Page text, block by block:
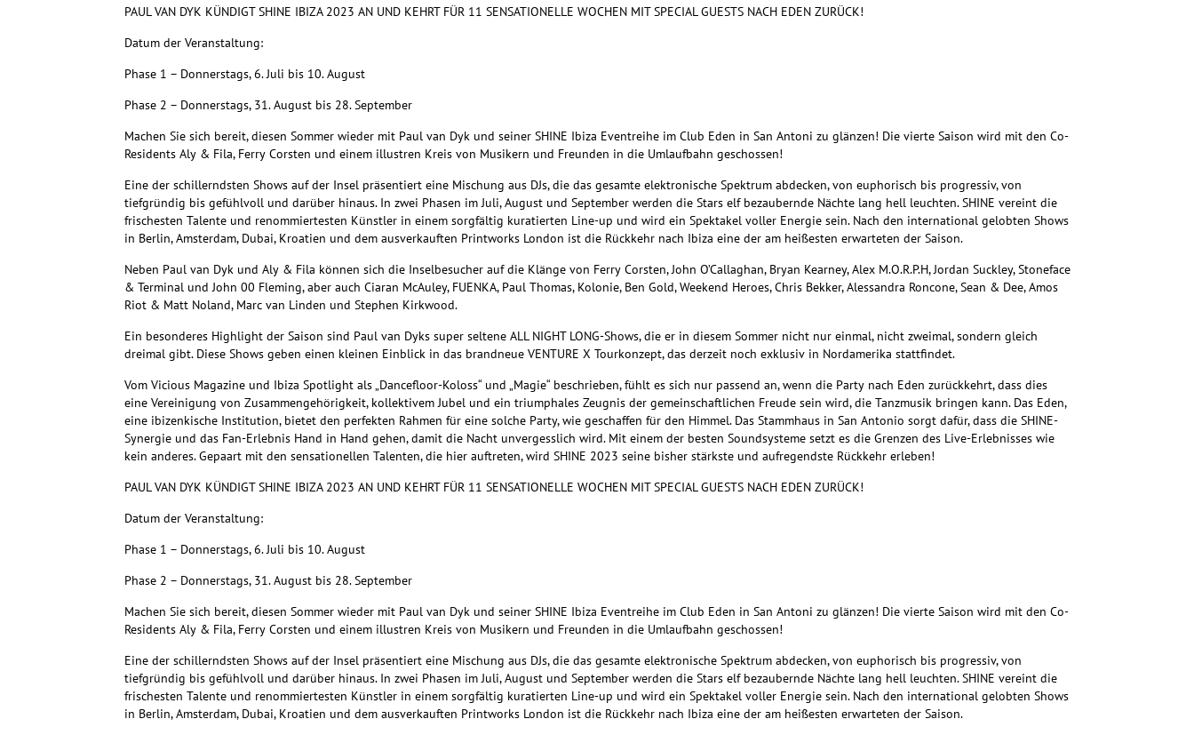
PAUL VAN DYK KÜNDIGT SHINE IBIZA 2023 AN UND KEHRT FÜR 11 SENSATIONELLE WOCHEN MIT SPECIAL GUESTS NACH EDEN ZURÜCK!
Datum der Veranstaltung:
Phase 1 – Donnerstags, 6. Juli bis 10. August
Phase 2 – Donnerstags, 31. August bis 28. September
Machen Sie sich bereit, diesen Sommer wieder mit Paul van Dyk und seiner SHINE Ibiza Eventreihe im Club Eden in San Antoni zu glänzen! Die vierte Saison wird mit den Co-
Residents Aly & Fila, Ferry Corsten und einem illustren Kreis von Musikern und Freunden in die Umlaufbahn geschossen!
Eine der schillerndsten Shows auf der Insel präsentiert eine Mischung aus DJs, die das gesamte elektronische Spektrum abdecken, von euphorisch bis progressiv, von
tiefgründig bis gefühlvoll und darüber hinaus. In zwei Phasen im Juli, August und September werden die Stars elf bezaubernde Nächte lang hell leuchten. SHINE vereint die
frischesten Talente und renommiertesten Künstler in einem sorgfältig kuratierten Line-up und wird ein Spektakel voller Energie sein. Nach den international gelobten Shows
in Berlin, Amsterdam, Dubai, Kroatien und dem ausverkauften Printworks London ist die Rückkehr nach Ibiza eine der am heißesten erwarteten der Saison.
Neben Paul van Dyk und Aly & Fila können sich die Inselbesucher auf die Klänge von Ferry Corsten, John O’Callaghan, Bryan Kearney, Alex M.O.R.P.H, Jordan Suckley, Stoneface
& Terminal und John 00 Fleming, aber auch Ciaran McAuley, FUENKA, Paul Thomas, Kolonie, Ben Gold, Weekend Heroes, Chris Bekker, Alessandra Roncone, Sean & Dee, Amos
Riot & Matt Noland, Marc van Linden und Stephen Kirkwood.
Ein besonderes Highlight der Saison sind Paul van Dyks super seltene ALL NIGHT LONG-Shows, die er in diesem Sommer nicht nur einmal, nicht zweimal, sondern gleich
dreimal gibt. Diese Shows geben einen kleinen Einblick in das brandneue VENTURE X Tourkonzept, das derzeit noch exklusiv in Nordamerika stattfindet.
Vom Vicious Magazine und Ibiza Spotlight als „Dancefloor-Koloss“ und „Magie“ beschrieben, fühlt es sich nur passend an, wenn die Party nach Eden zurückkehrt, dass dies
eine Vereinigung von Zusammengehörigkeit, kollektivem Jubel und ein triumphales Zeugnis der gemeinschaftlichen Freude sein wird, die Tanzmusik bringen kann. Das Eden,
eine ibizenkische Institution, bietet den perfekten Rahmen für eine solche Party, wie geschaffen für den Himmel. Das Stammhaus in San Antonio sorgt dafür, dass die SHINE-
Synergie und das Fan-Erlebnis Hand in Hand gehen, damit die Nacht unvergesslich wird. Mit einem der besten Soundsysteme setzt es die Grenzen des Live-Erlebnisses wie
kein anderes. Gepaart mit den sensationellen Talenten, die hier auftreten, wird SHINE 2023 seine bisher stärkste und aufregendste Rückkehr erleben!
PAUL VAN DYK KÜNDIGT SHINE IBIZA 2023 AN UND KEHRT FÜR 11 SENSATIONELLE WOCHEN MIT SPECIAL GUESTS NACH EDEN ZURÜCK!
Datum der Veranstaltung:
Phase 1 – Donnerstags, 6. Juli bis 10. August
Phase 2 – Donnerstags, 31. August bis 28. September
Machen Sie sich bereit, diesen Sommer wieder mit Paul van Dyk und seiner SHINE Ibiza Eventreihe im Club Eden in San Antoni zu glänzen! Die vierte Saison wird mit den Co-
Residents Aly & Fila, Ferry Corsten und einem illustren Kreis von Musikern und Freunden in die Umlaufbahn geschossen!
Eine der schillerndsten Shows auf der Insel präsentiert eine Mischung aus DJs, die das gesamte elektronische Spektrum abdecken, von euphorisch bis progressiv, von
tiefgründig bis gefühlvoll und darüber hinaus. In zwei Phasen im Juli, August und September werden die Stars elf bezaubernde Nächte lang hell leuchten. SHINE vereint die
frischesten Talente und renommiertesten Künstler in einem sorgfältig kuratierten Line-up und wird ein Spektakel voller Energie sein. Nach den international gelobten Shows
in Berlin, Amsterdam, Dubai, Kroatien und dem ausverkauften Printworks London ist die Rückkehr nach Ibiza eine der am heißesten erwarteten der Saison.